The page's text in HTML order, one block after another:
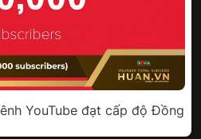
YouTube đạt cấp độ Đồng